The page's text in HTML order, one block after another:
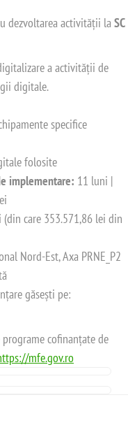
dezvoltarea activității laSC
a activității de
digitale.
specifice
folosite
implementare: 11 luni |
care 353.571,86 lei din
Nord-Est, Axa PRNE_P2
găsești pe:
cofinanțate de
mfe.gov.ro